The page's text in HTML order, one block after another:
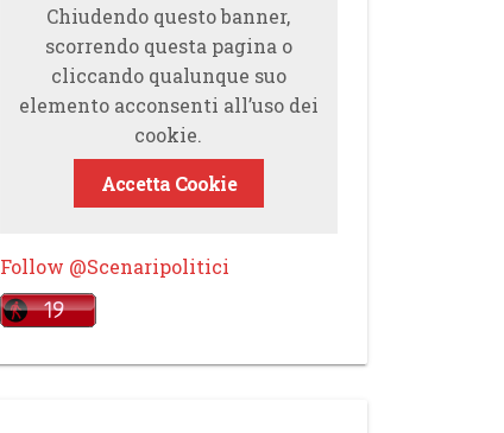
Chiudendo questo banner,
scorrendo questa pagina o
cliccando qualunque suo
elemento acconsenti all’uso dei
cookie.
Accetta Cookie
Follow @Scenaripolitici